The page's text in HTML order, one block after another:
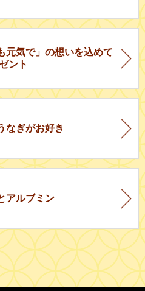
元気で」の想いを込めて
ント
なぎがお好き
アルブミン